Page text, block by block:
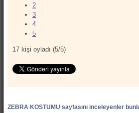
2
3
4
5
17 kişi oyladı (5/5)
ZEBRA KOSTUMU sayfasını inceleyenler